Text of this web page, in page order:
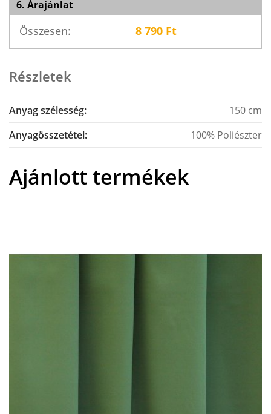
6. Árajánlat
Összesen: 8 790 Ft
Részletek
Anyag szélesség:
150 cm
Anyagösszetétel:
100% Poliészter
Ajánlott termékek